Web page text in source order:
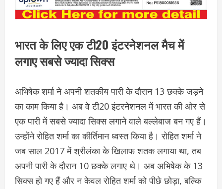
भारत के लिए एक टी20 इंटरनेशनल मैच में
लगाए सबसे ज्यादा सिक्स
अभिषेक शर्मा ने अपनी शतकीय पारी के दौरान 13 छक्के जड़ने
का काम​ किया है। अब वे टी20 इंटरनेशनल में भारत की ओर से
एक पारी में सबसे ज्यादा सिक्स लगाने वाले बल्लेबाज बन गए हैं।
उन्होंने रोहित शर्मा का कीर्तिमान ध्वस्त किया है। रोहित शर्मा ने
जब साल 2017 में श्रीलंका के खिलाफ शतक लगाया था, तब
अपनी पारी के दौरान 10 छक्के लगाए थे। अब अभिषेक के 13
सिक्स हो गए हैं और न केवल रोहित शर्मा को पीछे छोड़ा, बल्कि